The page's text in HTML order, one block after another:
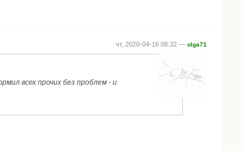
чт, 2020-04-16 08:32 — olga71
всех прочих без проблем - и